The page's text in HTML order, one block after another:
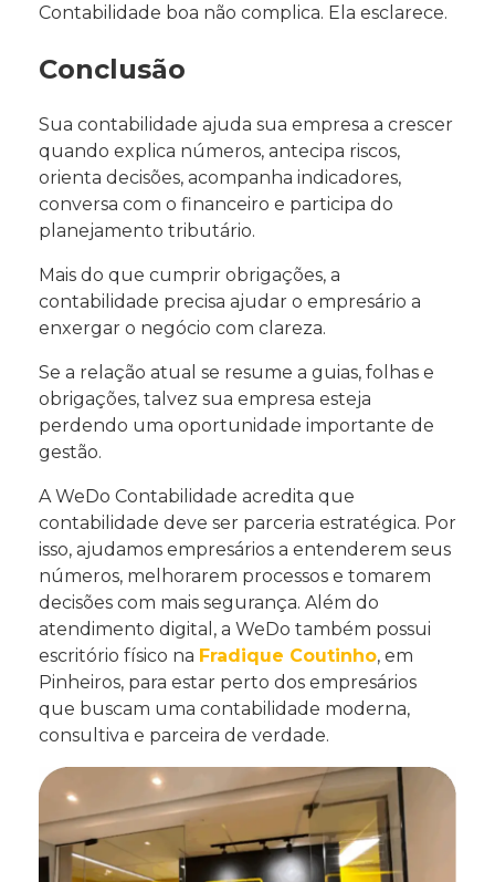
Contabilidade boa não complica. Ela esclarece.
Conclusão
Sua contabilidade ajuda sua empresa a crescer
quando explica números, antecipa riscos,
orienta decisões, acompanha indicadores,
conversa com o financeiro e participa do
planejamento tributário.
Mais do que cumprir obrigações, a
contabilidade precisa ajudar o empresário a
enxergar o negócio com clareza.
Se a relação atual se resume a guias, folhas e
obrigações, talvez sua empresa esteja
perdendo uma oportunidade importante de
gestão.
A WeDo Contabilidade acredita que
contabilidade deve ser parceria estratégica. Por
isso, ajudamos empresários a entenderem seus
números, melhorarem processos e tomarem
decisões com mais segurança. Além do
atendimento digital, a WeDo também possui
escritório físico na Fradique Coutinho, em
Pinheiros, para estar perto dos empresários
que buscam uma contabilidade moderna,
consultiva e parceira de verdade.